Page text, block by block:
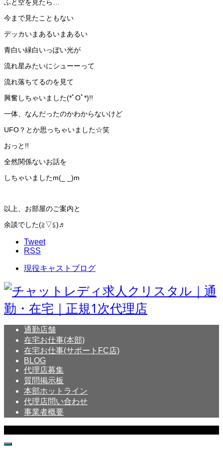
ふと空を見たら…
今まで見たこともない
デッカいまあるいまあるい
青白い緑白いっぽい光が
流れ星みたいにシューーって
流れ落ちてるのを見て
興奮しちゃいました(*ﾟOﾟ*)!!
一体、なんだったのかわからないけど
UFO？とか思っちゃいました☆笑
おっと!!
全然関係ないお話を
しちゃいましたm(_ _)m
以上、お部屋のご案内と
余談でした(≧▽≦)♬
Tweet
RSS
現役キャストブログ
通勤店舗
在宅お仕事(本部)
在宅お仕事(サポートFC店)
BLOG
代理店募集
質問掲示板
本部ホットライン
代理店問い合わせ
事業者概要